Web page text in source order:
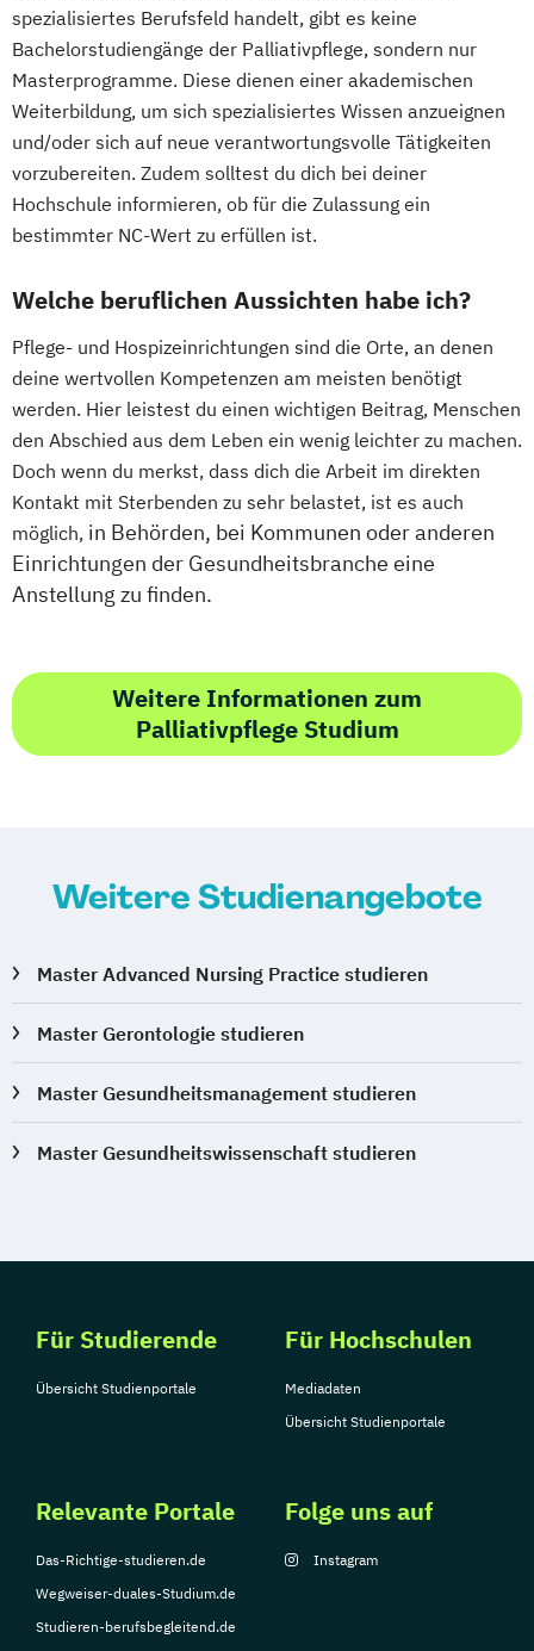
spezialisiertes Berufsfeld handelt, gibt es keine
Bachelorstudiengänge der Palliativpflege, sondern nur
Masterprogramme. Diese dienen einer akademischen
Weiterbildung, um sich spezialisiertes Wissen anzueignen
und/oder sich auf neue verantwortungsvolle Tätigkeiten
vorzubereiten. Zudem solltest du dich bei deiner
Hochschule informieren, ob für die Zulassung ein
bestimmter NC-Wert zu erfüllen ist.
Welche beruflichen Aussichten habe ich?
Pflege- und Hospizeinrichtungen sind die Orte, an denen
deine wertvollen Kompetenzen am meisten benötigt
werden. Hier leistest du einen wichtigen Beitrag, Menschen
den Abschied aus dem Leben ein wenig leichter zu machen.
Doch wenn du merkst, dass dich die Arbeit im direkten
Kontakt mit Sterbenden zu sehr belastet, ist es auch
möglich, in Behörden, bei Kommunen oder anderen
Einrichtungen der Gesundheitsbranche eine
Anstellung zu finden.
Weitere Informationen zum
Palliativpflege Studium
Weitere Studienangebote
Master Advanced Nursing Practice studieren
Master Gerontologie studieren
Master Gesundheitsmanagement studieren
Master Gesundheitswissenschaft studieren
Für Studierende
Übersicht Studienportale
Für Hochschulen
Mediadaten
Übersicht Studienportale
Relevante Portale
Das-Richtige-studieren.de
Wegweiser-duales-Studium.de
Studieren-berufsbegleitend.de
Folge uns auf
Instagram